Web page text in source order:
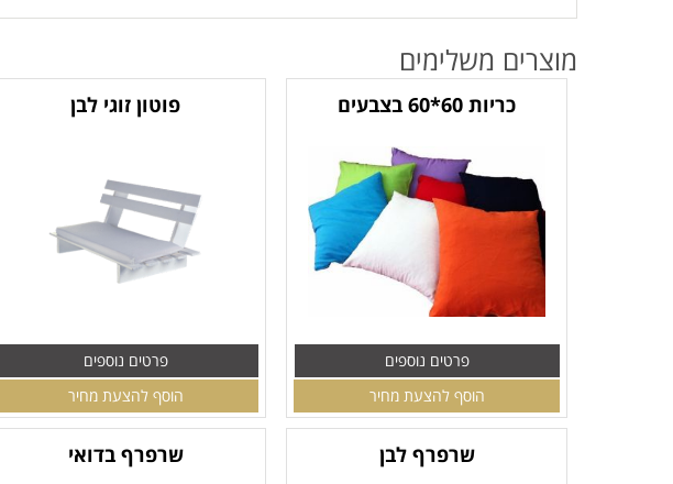
מוצרים משלימים
כריות 60*60 בצבעים
פרטים נוספים
הוסף להצעת מחיר
פוטון זוגי לבן
פרטים נוספים
הוסף להצעת מחיר
שרפרף לבן שרפרף בדואי